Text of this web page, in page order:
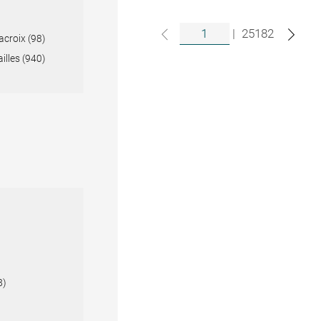
(98)
(940)
| 25182